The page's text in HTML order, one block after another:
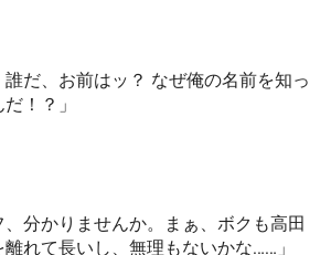
誰だ、お前はッ？ なぜ俺の名前を知っ
！？」
、分かりませんか。まぁ、ボクも高田
離れて長いし、無理もないかな……」